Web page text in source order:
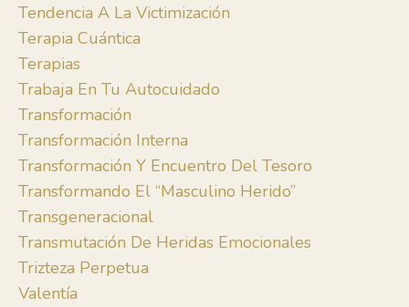
Tendencia A La Victimización
Terapia Cuántica
Terapias
Trabaja En Tu Autocuidado
Transformación
Transformación Interna
Transformación Y Encuentro Del Tesoro
Transformando El “masculino Herido”
Transgeneracional
Transmutación De Heridas Emocionales
Trizteza Perpetua
Valentía